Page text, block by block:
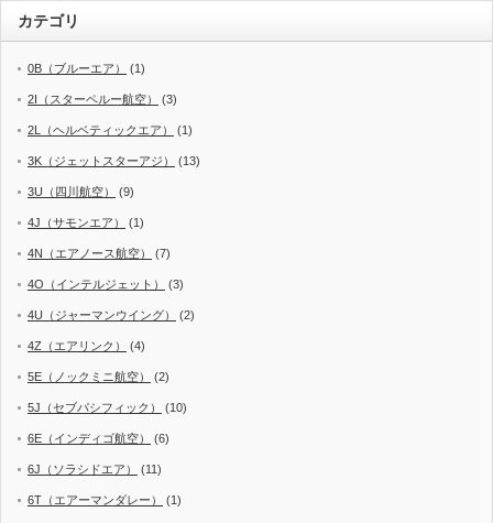
カテゴリ
0B（ブルーエア） (1)
2I（スターペルー航空） (3)
2L（ヘルベティックエア） (1)
3K（ジェットスターアジ） (13)
3U（四川航空） (9)
4J（サモンエア） (1)
4N（エアノース航空） (7)
4O（インテルジェット） (3)
4U（ジャーマンウイング） (2)
4Z（エアリンク） (4)
5E（ノックミニ航空） (2)
5J（セブパシフィック） (10)
6E（インディゴ航空） (6)
6J（ソラシドエア） (11)
6T（エアーマンダレー） (1)